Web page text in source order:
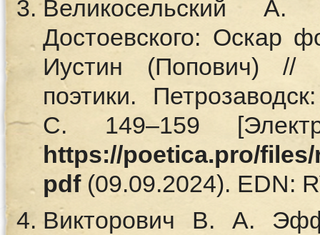
Великосельский
Достоевского: Оскар
Иустин (Попович) //
поэтики.
С. 149–159
https://poetica.pro/
pdf(09.09.2024). EDN:
Викторович В. А.